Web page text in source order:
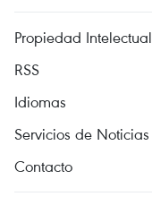
Propiedad Intelectual
RSS
Idiomas
Servicios de Noticias
Contacto